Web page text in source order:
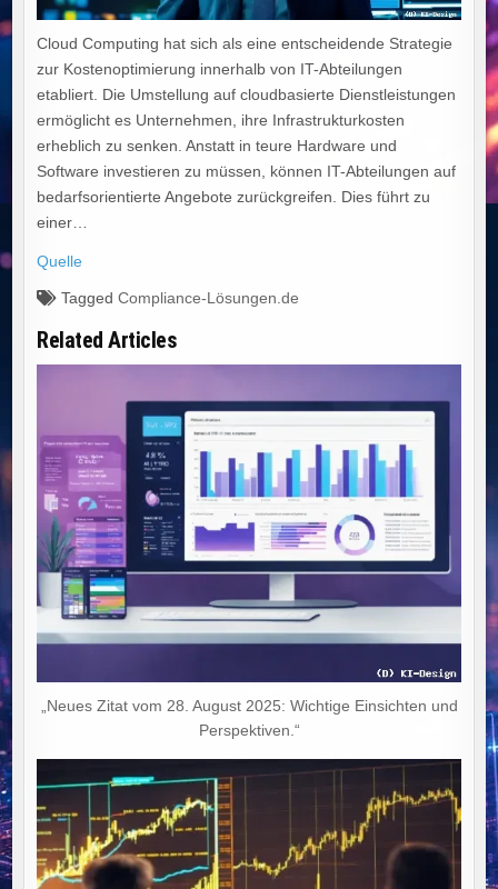
Cloud Computing hat sich als eine entscheidende Strategie
zur Kostenoptimierung innerhalb von IT-Abteilungen
etabliert. Die Umstellung auf cloudbasierte Dienstleistungen
ermöglicht es Unternehmen, ihre Infrastrukturkosten
erheblich zu senken. Anstatt in teure Hardware und
Software investieren zu müssen, können IT-Abteilungen auf
bedarfsorientierte Angebote zurückgreifen. Dies führt zu
einer…
Quelle
TaggedCompliance-Lösungen.de
Related Articles
„Neues Zitat vom 28. August 2025: Wichtige Einsichten und
Perspektiven.“